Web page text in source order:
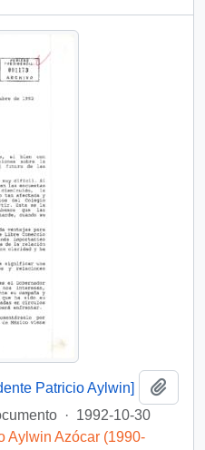
Patricio Aylwin]
· 1992-10-30
Aylwin Azócar (1990-